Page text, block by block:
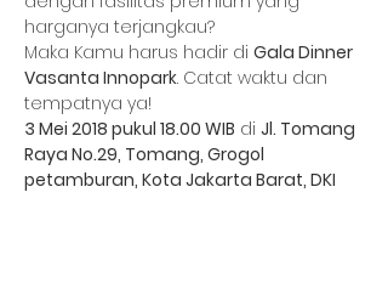
Maka Kamu harus hadir di Gala Dinner
Vasanta Innopark. Catat waktu dan
3 Mei 2018 pukul 18.00 WIB di Jl. Tomang
Raya No.29, Tomang, Grogol
petamburan, Kota Jakarta Barat, DKI